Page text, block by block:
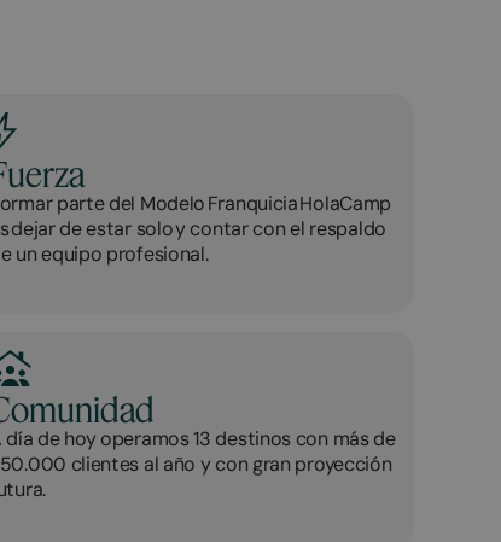
parte del Modelo Franquicia HolaCamp
dejar de estar solo y contar con el respaldo
un equipo profesional.
día de hoy operamos 13 destinos con más de
clientes al año y con gran proyección